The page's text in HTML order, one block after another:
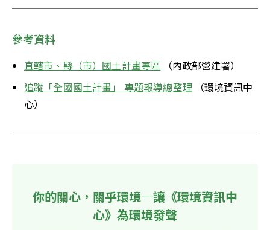
參考資料
直轄市、縣（市）國土計畫專區 （內政部營建署）
追蹤「全國國土計畫」 專題報導總整理 （環境資訊中
心）
你的關心，關乎環境—讓《環境資訊中
心》為環境發聲